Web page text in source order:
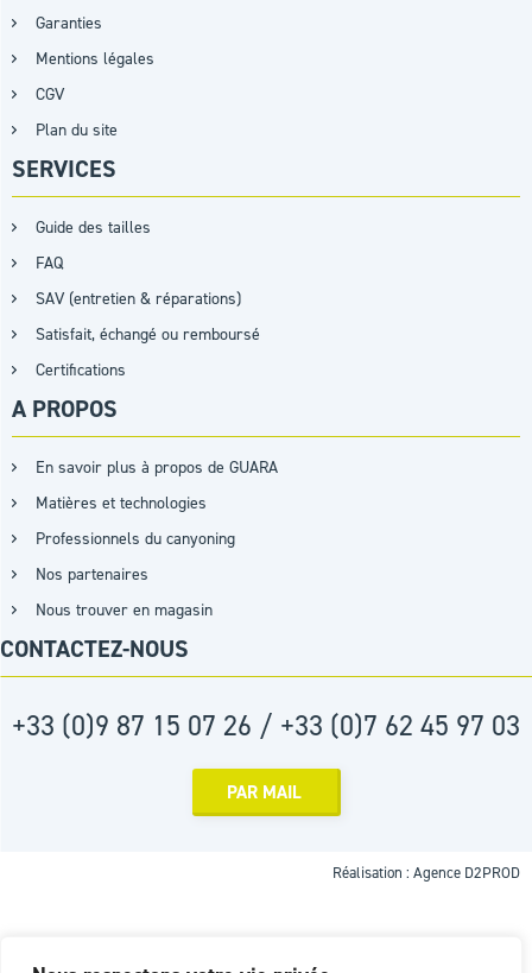
Garanties
Mentions légales
CGV
Plan du site
SERVICES
Guide des tailles
FAQ
SAV (entretien & réparations)
Satisfait, échangé ou remboursé
Certifications
A PROPOS
En savoir plus à propos de GUARA
Matières et technologies
Professionnels du canyoning
Nos partenaires
Nous trouver en magasin
CONTACTEZ-NOUS
+33 (0)9 87 15 07 26 / +33 (0)7 62 45 97 03
PAR MAIL
Réalisation : Agence D2PROD